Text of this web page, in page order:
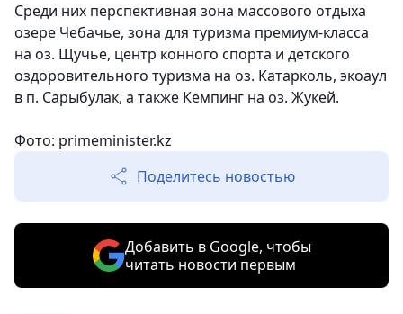
Среди них перспективная зона массового отдыха
озере Чебачье, зона для туризма премиум-класса
на оз. Щучье, центр конного спорта и детского
оздоровительного туризма на оз. Катарколь, экоаул
в п. Сарыбулак, а также Кемпинг на оз. Жукей.
Фото: primeminister.kz
Поделитесь новостью
Добавить в Google, чтобы
читать новости первым